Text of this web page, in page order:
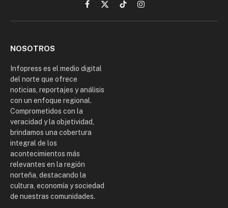
Facebook
X
(Twitter)
TikTokInstagram
NOSOTROS
Infopress es el medio digital
del norte que ofrece
noticias, reportajes y análisis
con un enfoque regional.
Comprometidos con la
veracidad y la objetividad,
brindamos una cobertura
integral de los
acontecimientos más
relevantes en la región
norteña, destacando la
cultura, economía y sociedad
de nuestras comunidades.